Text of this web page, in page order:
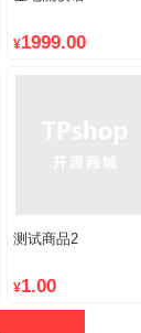
¥1999.00
测试商品2
¥1.00